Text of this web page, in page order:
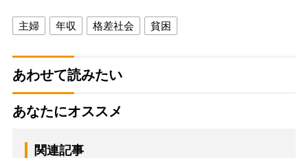
主婦 年収 格差社会 貧困
あわせて読みたい
あなたにオススメ
関連記事